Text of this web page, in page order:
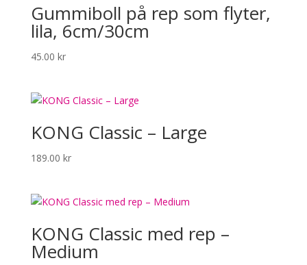
Gummiboll på rep som flyter,
lila, 6cm/30cm
45.00 kr
KONG Classic – Large
189.00 kr
KONG Classic med rep –
Medium